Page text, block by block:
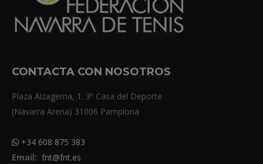
CONTACTA CON NOSOTROS
Plaza Aizagerria, 1. 3º Casa del Deporte
(Navarra Arena) 31006 Pamplona
+34 608 875 383
Email: fnt@fnt.es